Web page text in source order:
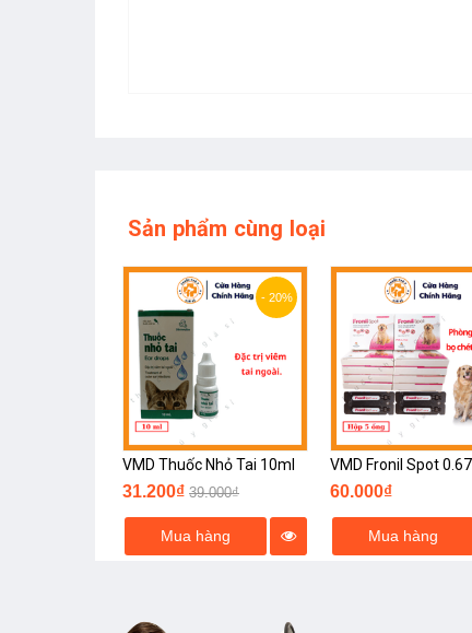
Sản phẩm cùng loại
- 20%
VMD Thuốc Nhỏ Tai 10ml
31.200₫ 39.000₫
Mua hàng
VMD Fronil Spot
60.000₫
Mua hàng